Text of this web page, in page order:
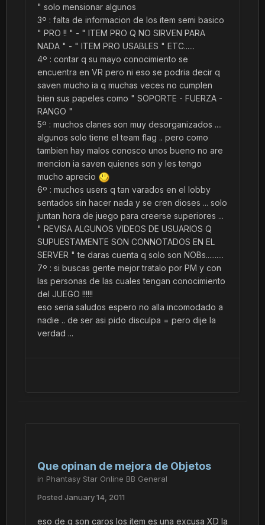
" solo mensionar algunos
3º : falta de informacion de los item semi basico
" PRO !! " - " ITEM PRO Q NO SIRVEN PARA
NADA " - " ITEM PRO USABLES " ETC......
4º : contar q su mayo conocimiento se
encuentra en VR pero ni eso se podria decir q
saven mucho ia q muchas veces no cumplen
bien sus papeles como " SOPORTE - FUERZA -
RANGO "
5º : muchos clanes son muy desorganizados ....
algunos solo tiene el team flag .. pero como
tambien hay malos conosco unos bueno no are
mencion ia saven quienes son y les tengo
mucho aprecio
6º : muchos users q tan varados en el lobby
sentados sin hacer nada y se cren dioses ... solo
juntan hora de juego para creerse superiores ...
" REVISA ALGUNOS VIDEOS DE USUARIOS Q
SUPUESTAMENTE SON CONNOTADOS EN EL
SERVER " te daras cuenta q solo son NOBs..........
7º : si buscas gente mejor tratalo por PM y con
las personas de las cuales tengan conocimiento
del JUEGO !!!!!!
eso seria saludos espero no alla incomodado a
nadie .. de ser asi pido disculpa = pero dije la
verdad ...
Que opinan de mejora de Objetos
in Phantasy Star Online BB General
Posted January 14, 2011
eso de q son caros los item es una excusa XD la